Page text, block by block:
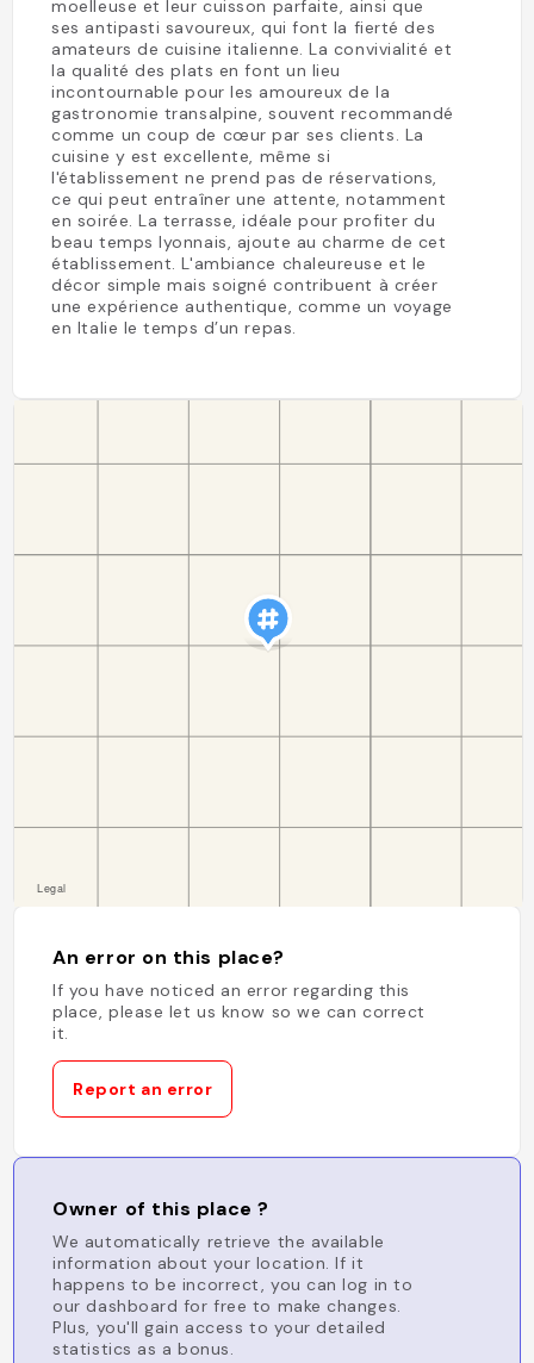
moelleuse et leur cuisson parfaite, ainsi que
ses antipasti savoureux, qui font la fierté des
amateurs de cuisine italienne. La convivialité et
la qualité des plats en font un lieu
incontournable pour les amoureux de la
gastronomie transalpine, souvent recommandé
comme un coup de cœur par ses clients. La
cuisine y est excellente, même si
l'établissement ne prend pas de réservations,
ce qui peut entraîner une attente, notamment
en soirée. La terrasse, idéale pour profiter du
beau temps lyonnais, ajoute au charme de cet
établissement. L'ambiance chaleureuse et le
décor simple mais soigné contribuent à créer
une expérience authentique, comme un voyage
en Italie le temps d’un repas.
An error on this place?
If you have noticed an error regarding this
place, please let us know so we can correct
it.
Report an error
Owner of this place ?
We automatically retrieve the available
information about your location. If it
happens to be incorrect, you can log in to
our dashboard for free to make changes.
Plus, you'll gain access to your detailed
statistics as a bonus.